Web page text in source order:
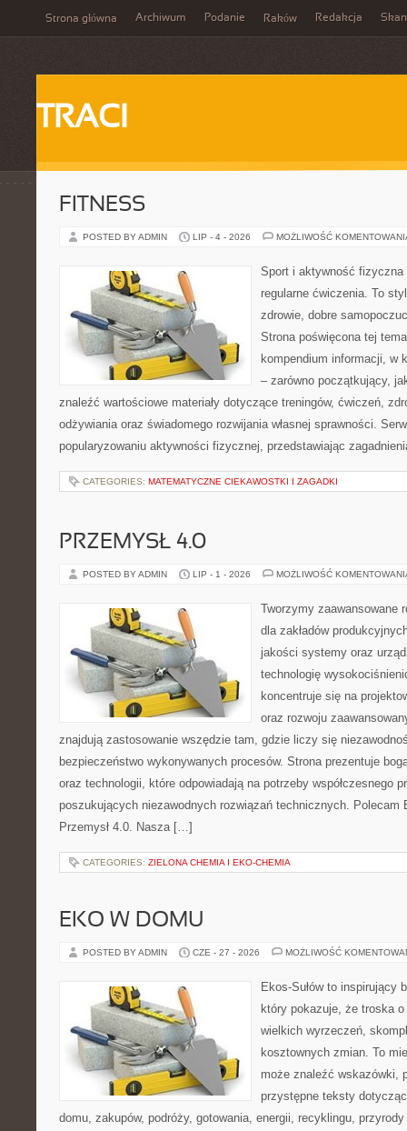
Strona główna Archiwum Podanie Raków Redakcja
TRACI
FITNESS
POSTED BY ADMIN LIP - 4 - 2026 MOŻLIWOŚĆ
Sport i aktywność
regularne ćwiczenia. To
zdrowie, dobre
Strona poświęcona tej
kompendium informacji, w
– zarówno początkujący,
znaleźć wartościowe materiały dotyczące treningów, ćwiczeń,
odżywiania oraz świadomego rozwijania własnej sprawności.
popularyzowaniu aktywności fizycznej, przedstawiając
CATEGORIES: MATEMATYCZNE CIEKAWOSTKI I ZAGADKI
PRZEMYSŁ 4.0
POSTED BY ADMIN LIP - 1 - 2026 MOŻLIWOŚĆ
Tworzymy zaawansowane
dla zakładów
jakości systemy oraz
technologię
koncentruje się na
oraz rozwoju
znajdują zastosowanie wszędzie tam, gdzie liczy się
bezpieczeństwo wykonywanych procesów. Strona prezentuje
oraz technologii, które odpowiadają na potrzeby współczesnego
poszukujących niezawodnych rozwiązań technicznych. Polecam
Przemysł 4.0. Nasza […]
CATEGORIES: ZIELONA CHEMIA I EKO-CHEMIA
EKO W DOMU
POSTED BY ADMIN CZE - 27 - 2026 MOŻLIWOŚĆ
Ekos-Sułów to inspirujący
który pokazuje, że troska
wielkich wyrzeczeń,
kosztownych zmian. To
może znaleźć wskazówki,
przystępne teksty
domu, zakupów, podróży, gotowania, energii, recyklingu,